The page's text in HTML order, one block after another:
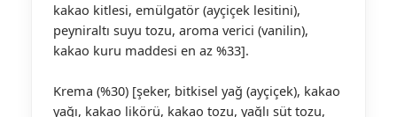
kakao kitlesi, emülgatör (ayçiçek lesitini),
peyniraltı suyu tozu, aroma verici (vanilin),
kakao kuru maddesi en az %33].
Krema (%30) [şeker, bitkisel yağ (ayçiçek), kakao
yağı, kakao likörü, kakao tozu, yağlı süt tozu,